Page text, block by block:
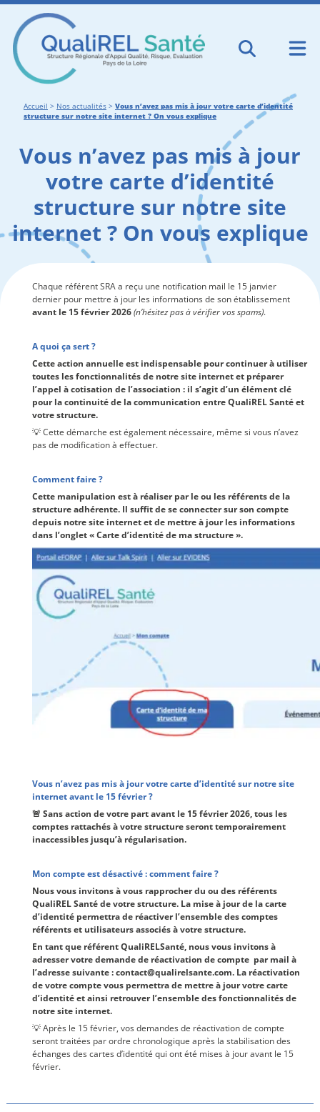
Accueil > Nos actualités > Vous n’avez pas mis à jour votre carte d’identité
structure sur notre site internet ? On vous explique
Vous n’avez pas mis à jour
votre carte d’identité
structure sur notre site
internet ? On vous explique
Chaque référent SRA a reçu une notification mail le 15 janvier
dernier pour mettre à jour les informations de son établissement
avant le 15 février 2026(n’hésitez pas à vérifier vos spams).
A quoi ça sert ?
Cette action annuelle est indispensable pour continuer à utiliser
toutes les fonctionnalités de notre site internet et préparer
l’appel à cotisation de l’association : il s’agit d’un élément clé
pour la continuité de la communication entre QualiREL Santé et
votre structure.
💡 Cette démarche est également nécessaire, même si vous n’avez
pas de modification à effectuer.
Comment faire ?
Cette manipulation est à réaliser par le ou les référents de la
structure adhérente. Il suffit de se connecter sur son compte
depuis notre site internetet de mettre à jour les informations
dans l’onglet « Carte d’identité de ma structure ».
Vous n’avez pas mis à jour votre carte d’identité sur notre site
internet avant le 15 février ?
🚨 Sans action de votre part avant le 15 février 2026, tous les
comptes rattachés à votre structure seront temporairement
inaccessibles jusqu’à régularisation.
Mon compte est désactivé : comment faire ?
Nous vous invitons à vous rapprocher du ou des référents
QualiREL Santé de votre structure. La mise à jour de la carte
d’identité permettra de réactiver l’ensemble des comptes
référents et utilisateurs associés à votre structure.
En tant que référent QualiRELSanté, nous vous invitons à
adresser votre demande de réactivation de compte par mail à
l’adresse suivante : contact@qualirelsante.com. La réactivation
de votre compte vous permettra de mettre à jour votre carte
d’identité et ainsi retrouver l’ensemble des fonctionnalités de
notre site internet.
💡 Après le 15 février, vos demandes de réactivation de compte
seront traitées par ordre chronologique après la stabilisation des
échanges des cartes d’identité qui ont été mises à jour avant le 15
février.